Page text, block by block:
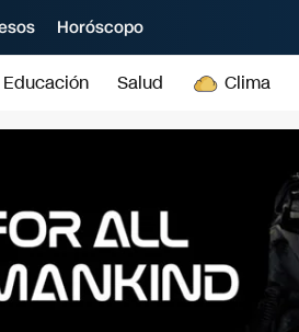
Horóscopo
Educación Salud Clima